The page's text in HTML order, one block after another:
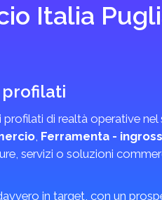
Italia
profilati
di realtà operative
, Ferramenta -
servizi o soluzioni
in target, con un